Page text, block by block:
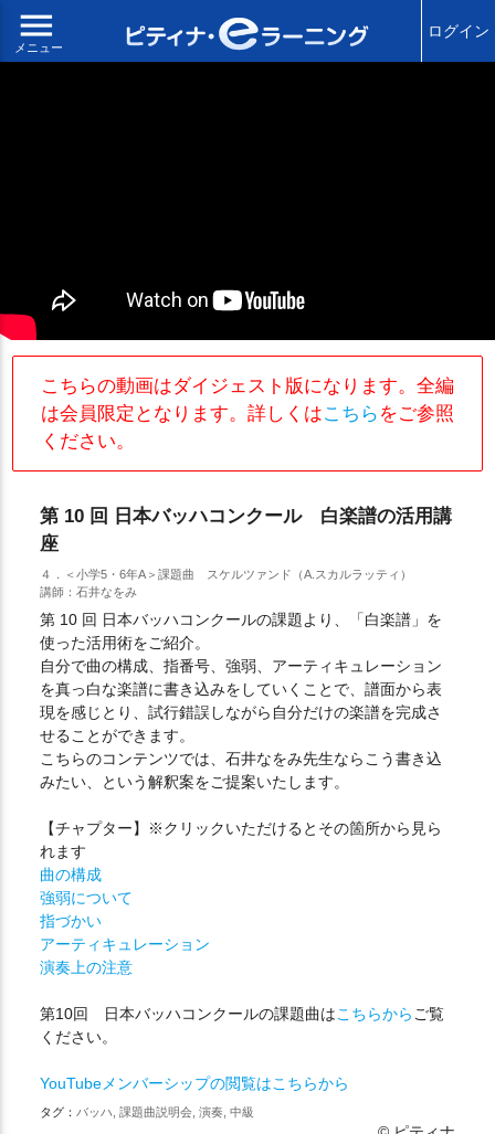
menu
メニュー
ログイン
こちらの動画はダイジェスト版になります。全編
は会員限定となります。詳しくはこちら をご参照
ください。
第 10 回 日本バッハコンクール 白楽譜の活用講
座
４．＜小学5・6年A＞課題曲 スケルツァンド（A.スカルラッティ）
講師：石井なをみ
第 10 回 日本バッハコンクールの課題より、「白楽譜」を
使った活用術をご紹介。
自分で曲の構成、指番号、強弱、アーティキュレーション
を真っ白な楽譜に書き込みをしていくことで、譜面から表
現を感じとり、試行錯誤しながら自分だけの楽譜を完成さ
せることができます。
こちらのコンテンツでは、石井なをみ先生ならこう書き込
みたい、という解釈案をご提案いたします。
【チャプター】※クリックいただけるとその箇所から見ら
れます
曲の構成
強弱について
指づかい
アーティキュレーション
演奏上の注意
第10回 日本バッハコンクールの課題曲はこちらから ご覧
ください。
YouTubeメンバーシップの閲覧はこちらから
タグ： バッハ, 課題曲説明会, 演奏, 中級